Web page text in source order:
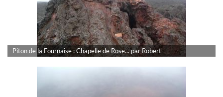
Piton de la Fournaise : Chapelle de Rose... par Robert